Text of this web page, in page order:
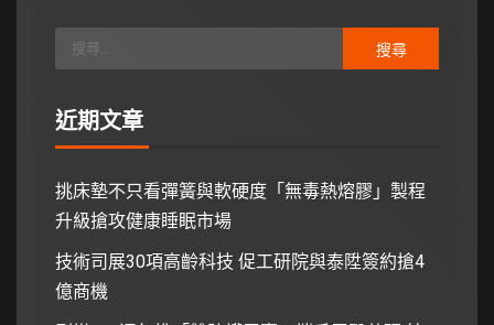
近期文章
挑床墊不只看彈簧與軟硬度「無毒熱熔膠」製程
升級搶攻健康睡眠市場
技術司展30項高齡科技 促工研院與泰陞簽約搶4
億商機